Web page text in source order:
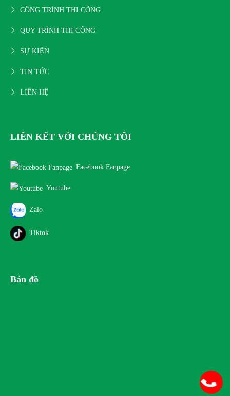
CÔNG TRÌNH THI CÔNG
QUY TRÌNH THI CÔNG
SỰ KIỆN
TIN TỨC
LIÊN HỆ
LIÊN KẾT VỚI CHÚNG TÔI
Facebook Fanpage
Youtube
Zalo
Tiktok
Bản đồ